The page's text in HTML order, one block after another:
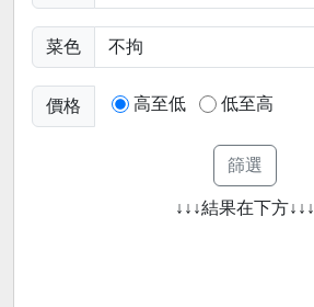
菜色
價格 高至低 低至高
↓↓↓結果在下方↓↓↓